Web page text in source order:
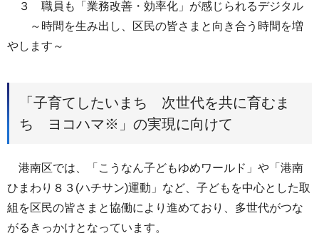
３ 職員も「業務改善・効率化」が感じられるデジタル
～時間を生み出し、区民の皆さまと向き合う時間を増
やします～
「子育てしたいまち 次世代を共に育むま
ち ヨコハマ※」の実現に向けて
港南区では、「こうなん子どもゆめワールド」や「港南
ひまわり８３(ハチサン)運動」など、子どもを中心とした取
組を区民の皆さまと協働により進めており、多世代がつな
がるきっかけとなっています。